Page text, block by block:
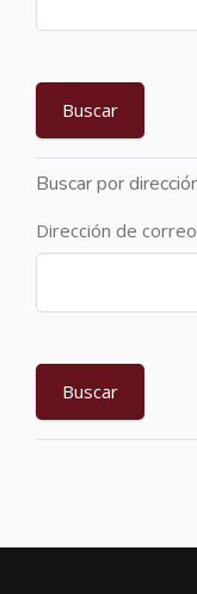
Buscar por
Dirección de correo